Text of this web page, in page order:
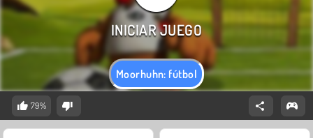
Moorhuhn: fútbol
79%